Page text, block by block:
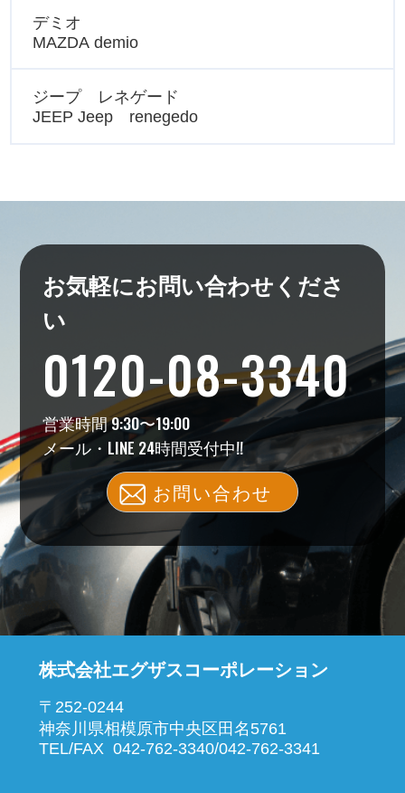
デミオ
MAZDA demio
ジープ レネゲード
JEEP Jeep renegedo
お気軽にお問い合わせくださ
い
0120-08-3340
営業時間 9:30〜19:00
メール・LINE 24時間受付中!!
お問い合わせ
株式会社エグザスコーポレーション
〒252-0244
神奈川県相模原市中央区田名5761
TEL/FAX 042-762-3340/042-762-3341